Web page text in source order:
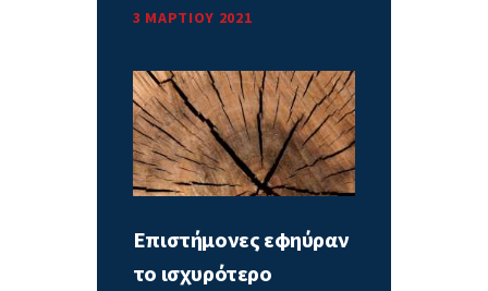
3 ΜΑΡΤΊΟΥ 2021
Επιστήμονες εφηύραν
το ισχυρότερο